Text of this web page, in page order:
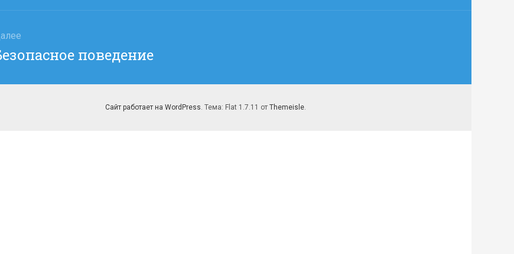
поведение
Сайт работает на WordPress. Тема: Flat 1.7.11 от Themeisle.